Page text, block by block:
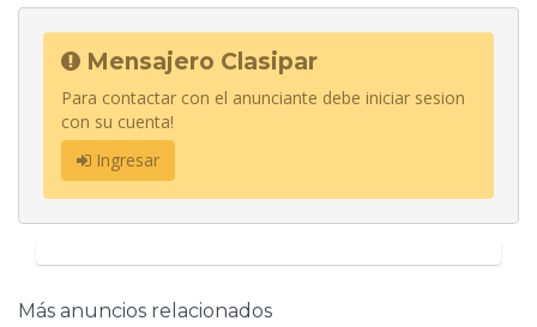
Mensajero Clasipar
Para contactar con el anunciante debe iniciar sesion
con su cuenta!
Ingresar
Más anuncios relacionados